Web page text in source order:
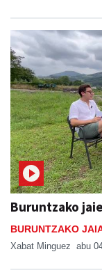
Buruntzako
BURUNTZAKO
Xabat Minguez abu